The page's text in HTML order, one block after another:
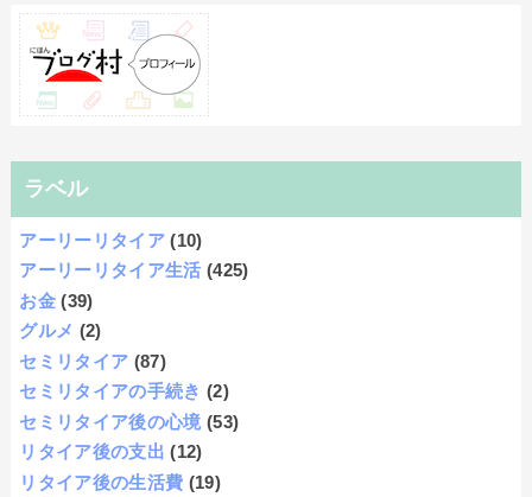
ラベル
アーリーリタイア (10)
アーリーリタイア生活 (425)
お金 (39)
グルメ (2)
セミリタイア (87)
セミリタイアの手続き (2)
セミリタイア後の心境 (53)
リタイア後の支出 (12)
リタイア後の生活費 (19)